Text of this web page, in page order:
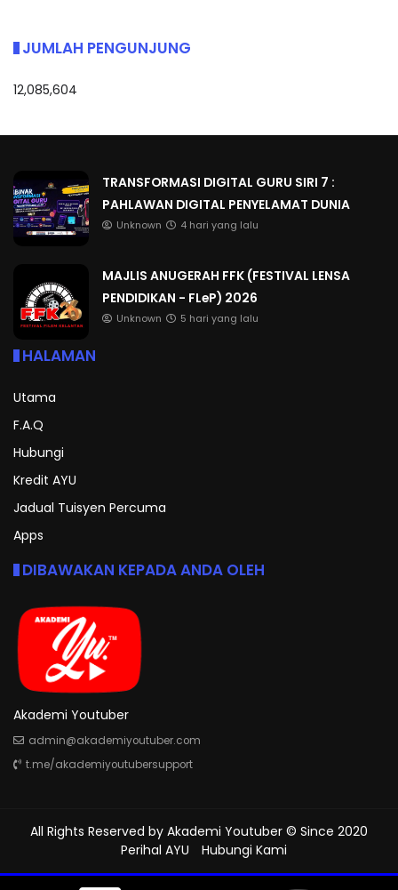
JUMLAH PENGUNJUNG
12,085,604
TRANSFORMASI DIGITAL GURU SIRI 7 :
PAHLAWAN DIGITAL PENYELAMAT DUNIA
Unknown 4 hari yang lalu
MAJLIS ANUGERAH FFK (FESTIVAL LENSA
PENDIDIKAN - FLeP) 2026
Unknown 5 hari yang lalu
HALAMAN
Utama
F.A.Q
Hubungi
Kredit AYU
Jadual Tuisyen Percuma
Apps
DIBAWAKAN KEPADA ANDA OLEH
Akademi Youtuber
admin@akademiyoutuber.com
t.me/akademiyoutubersupport
All Rights Reserved by Akademi Youtuber © Since 2020
Perihal AYU
Hubungi Kami